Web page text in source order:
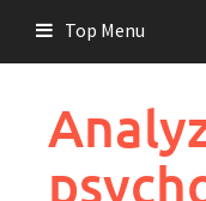
content
Top Menu